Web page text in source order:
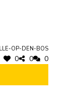
op-den-Bos
0 0 0